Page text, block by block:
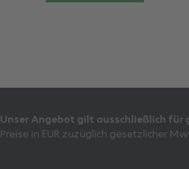
Unser Angebot gilt ausschließlich
Preise in EUR zuzüglich gesetzlicher